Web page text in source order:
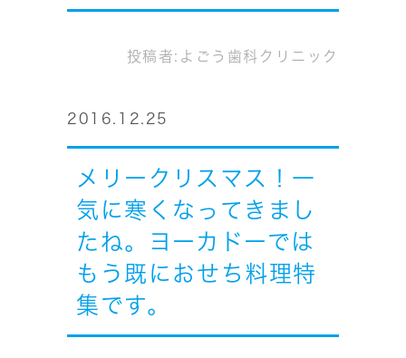
投稿者: よごう歯科クリニック
2016.12.25
メリークリスマス！一
気に寒くなってきまし
たね。ヨーカドーでは
もう既におせち料理特
集です。